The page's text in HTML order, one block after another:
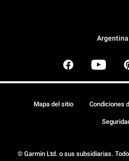
Argentina
© Garmin Ltd. o sus subsidiarias.
Mapa del sitio Condiciones